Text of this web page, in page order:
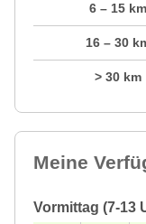
6 – 15 km
16 – 30
> 30 km
Meine
Vormittag (7-13